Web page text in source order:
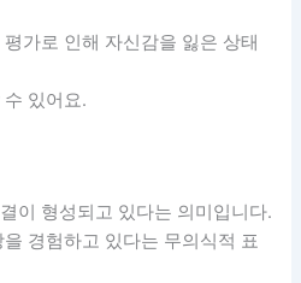
가로 인해 자신감을 잃은 상태
있어요.
이 형성되고 있다는 의미입니다.
경험하고 있다는 무의식적 표